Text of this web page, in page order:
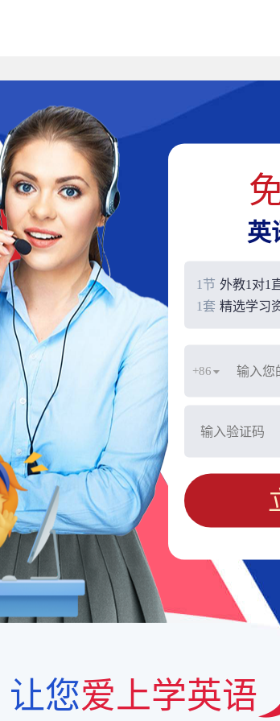
英
1节 外教1对1
1套 精选学习
+86
让您爱上学英语